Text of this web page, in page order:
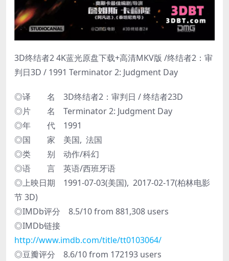
3D终结者2 4K蓝光原盘下载+高清MKV版 /终结者2：审
判日3D / 1991 Terminator 2: Judgment Day
◎译 名 3D终结者2：审判日 / 终结者23D
◎片 名 Terminator 2: Judgment Day
◎年 代 1991
◎国 家 美国, 法国
◎类 别 动作/科幻
◎语 言 英语/西班牙语
◎上映日期 1991-07-03(美国), 2017-02-17(柏林电影
节 3D)
◎IMDb评分 8.5/10 from 881,308 users
◎IMDb链接
http://www.imdb.com/title/tt0103064/
◎豆瓣评分 8.6/10 from 172193 users